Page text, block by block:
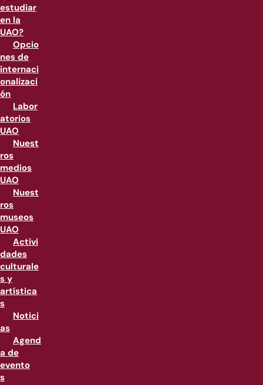
estudiar
en la
UAO?
Opcio
nes de
internaci
onalizaci
ón
Labor
atorios
UAO
Nuest
ros
medios
UAO
Nuest
ros
museos
UAO
Activi
dades
culturale
s y
artística
s
Notici
as
Agend
a de
evento
s